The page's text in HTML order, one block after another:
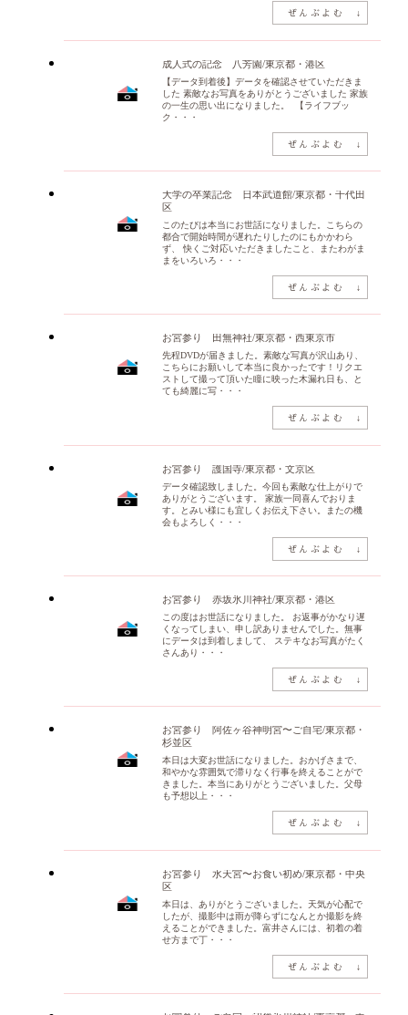
成人式の記念 八芳園/東京都・港区
【データ到着後】データを確認させていただきま
した 素敵なお写真をありがとうございました 家族
の一生の思い出になりました。 【ライフブッ
ク・・・
大学の卒業記念 日本武道館/東京都・千代田
区
このたびは本当にお世話になりました。こちらの
都合で開始時間が遅れたりしたのにもかかわら
ず、 快くご対応いただきましたこと、またわがま
まをいろいろ・・・
お宮参り 田無神社/東京都・西東京市
先程DVDが届きました。素敵な写真が沢山あり、
こちらにお願いして本当に良かったです！リクエ
ストして撮って頂いた瞳に映った木漏れ日も、と
ても綺麗に写・・・
お宮参り 護国寺/東京都・文京区
データ確認致しました。今回も素敵な仕上がりで
ありがとうございます。 家族一同喜んでおりま
す。とみい様にも宜しくお伝え下さい。またの機
会もよろしく・・・
お宮参り 赤坂氷川神社/東京都・港区
この度はお世話になりました。 お返事がかなり遅
くなってしまい、申し訳ありませんでした。無事
にデータは到着しまして、 ステキなお写真がたく
さんあり・・・
お宮参り 阿佐ヶ谷神明宮〜ご自宅/東京都・
杉並区
本日は大変お世話になりました。おかげさまで、
和やかな雰囲気で滞りなく行事を終えることがで
きました。本当にありがとうございました。父母
も予想以上・・・
お宮参り 水天宮〜お食い初め/東京都・中央
区
本日は、ありがとうございました。天気が心配で
したが、撮影中は雨が降らずになんとか撮影を終
えることができました。富井さんには、初着の着
せ方まで丁・・・